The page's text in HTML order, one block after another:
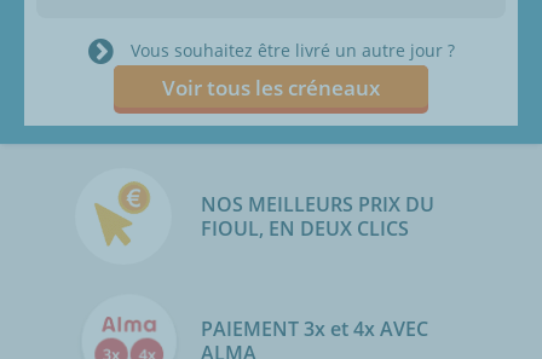
Vous souhaitez être livré un autre jour ?
Voir tous les créneaux
NOS MEILLEURS PRIX DU
FIOUL, EN DEUX CLICS
PAIEMENT 3x et 4x AVEC
ALMA